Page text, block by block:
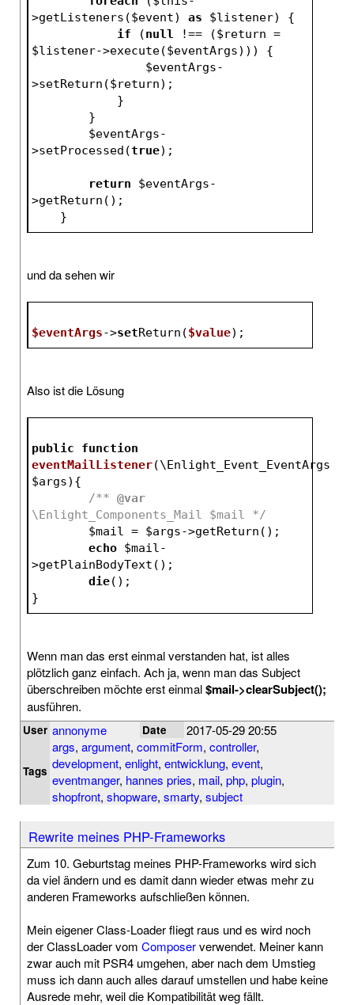
>getListeners($event) as $listener) {
if (null !== ($return
$listener->execute($eventArgs))) {
$eventArgs-
>setReturn($return);
            }
        }
$eventArgs-
>setProcessed(true);
return $eventArgs-
>getReturn();
    }
und da sehen wir
$eventArgs->setReturn($value);
Also ist die Lösung
public
function
eventMailListener
$args) {
/** @var
\Enlight_Components_Mail $mail */
$mail = $args->getReturn();
echo $mail-
>getPlainBodyText();
die();
}
Wenn man das erst einmal verstanden hat, ist alles
plötzlich ganz einfach. Ach ja, wenn man das Subject
überschreiben möchte erst einmal$mail->clearSubject();
ausführen.
User annonyme Date 2017-05-29 20:55
Tags
args, argument, commitForm, controller,
development, enlight, entwicklung, event,
eventmanger, hannes pries, mail, php, plugin,
shopfront, shopware, smarty, subject
Rewrite meines PHP-Frameworks
Zum 10. Geburtstag meines PHP-Frameworks wird sich
da viel ändern und es damit dann wieder etwas mehr zu
anderen Frameworks aufschließen können.
Mein eigener Class-Loader fliegt raus und es wird noch
der ClassLoader vom Composerverwendet. Meiner kann
zwar auch mit PSR4 umgehen, aber nach dem Umstieg
muss ich dann auch alles darauf umstellen und habe keine
Ausrede mehr, weil die Kompatibilität weg fällt.